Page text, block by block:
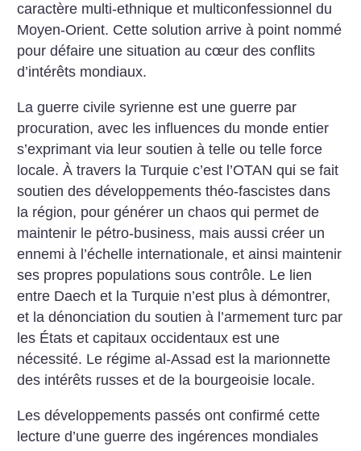
caractère multi-ethnique et multiconfessionnel du
Moyen-Orient. Cette solution arrive à point nommé
pour défaire une situation au cœur des conflits
d’intérêts mondiaux.
La guerre civile syrienne est une guerre par
procuration, avec les influences du monde entier
s’exprimant via leur soutien à telle ou telle force
locale. À travers la Turquie c’est l’OTAN qui se fait
soutien des développements théo-fascistes dans
la région, pour générer un chaos qui permet de
maintenir le pétro-business, mais aussi créer un
ennemi à l’échelle internationale, et ainsi maintenir
ses propres populations sous contrôle. Le lien
entre Daech et la Turquie n’est plus à démontrer,
et la dénonciation du soutien à l’armement turc par
les États et capitaux occidentaux est une
nécessité. Le régime al-Assad est la marionnette
des intérêts russes et de la bourgeoisie locale.
Les développements passés ont confirmé cette
lecture d’une guerre des ingérences mondiales